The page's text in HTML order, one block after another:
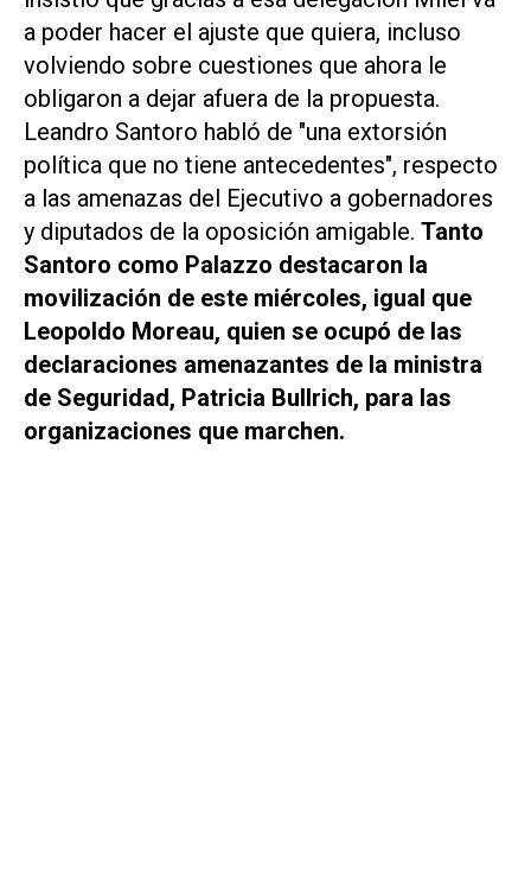
a poder hacer el ajuste que quiera, incluso
volviendo sobre cuestiones que ahora le
obligaron a dejar afuera de la propuesta.
Leandro Santoro habló de "una extorsión
política que no tiene antecedentes", respecto
a las amenazas del Ejecutivo a gobernadores
y diputados de la oposición amigable. Tanto
Santoro como Palazzo destacaron la
movilización de este miércoles, igual que
Leopoldo Moreau, quien se ocupó de las
declaraciones amenazantes de la ministra
de Seguridad, Patricia Bullrich, para las
organizaciones que marchen.